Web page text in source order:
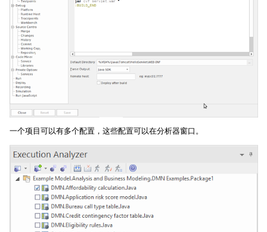
一个项目可以有多个配置，这些配置可以在分析器窗口。